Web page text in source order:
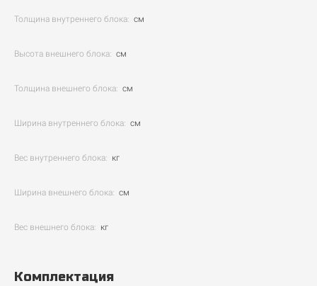
Толщина внутреннего блока: см
Высота внешнего блока: см
Толщина внешнего блока: см
Ширина внутреннего блока: см
Вес внутреннего блока: кг
Ширина внешнего блока: см
Вес внешнего блока: кг
Комплектация